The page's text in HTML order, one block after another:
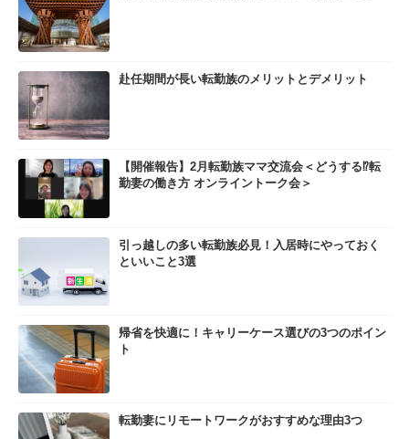
赴任期間が長い転勤族のメリットとデメリット
【開催報告】2月転勤族ママ交流会＜どうする⁉転
勤妻の働き方 オンライントーク会＞
引っ越しの多い転勤族必見！入居時にやっておく
といいこと3選
帰省を快適に！キャリーケース選びの3つのポイン
ト
転勤妻にリモートワークがおすすめな理由3つ